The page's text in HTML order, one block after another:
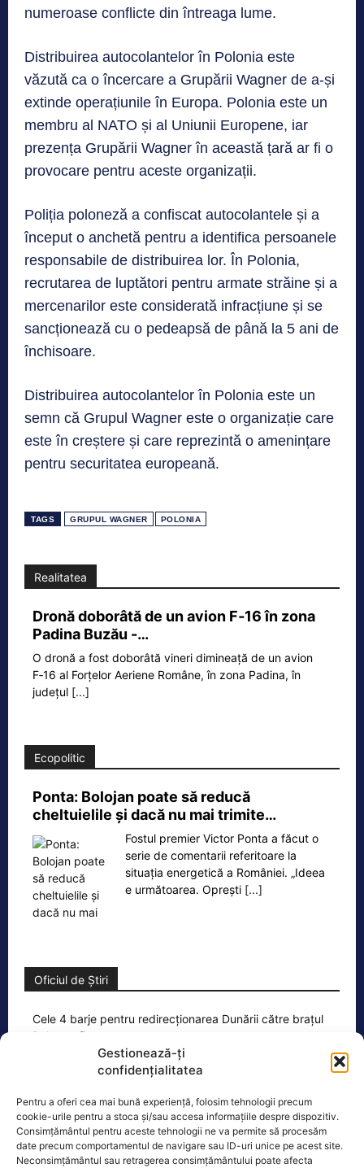
Gestionează-ți
confidențialitatea
Pentru a oferi cea mai bună experiență, folosim tehnologii precum
cookie-urile pentru a stoca și/sau accesa informațiile despre dispozitiv.
Consimțământul pentru aceste tehnologii ne va permite să procesăm
date precum comportamentul de navigare sau ID-uri unice pe acest site.
Neconsimțământul sau retragerea consimțământului poate afecta
numeroase conflicte din întreaga lume.
Distribuirea autocolantelor în Polonia este
văzută ca o încercare a Grupării Wagner de a-și
extinde operațiunile în Europa. Polonia este un
membru al NATO și al Uniunii Europene, iar
prezența Grupării Wagner în această țară ar fi o
provocare pentru aceste organizații.
Poliția poloneză a confiscat autocolantele și a
început o anchetă pentru a identifica persoanele
responsabile de distribuirea lor. În Polonia,
recrutarea de luptători pentru armate străine și a
mercenarilor este considerată infracțiune și se
sancționează cu o pedeapsă de până la 5 ani de
închisoare.
Distribuirea autocolantelor în Polonia este un
semn că Grupul Wagner este o organizație care
este în creștere și care reprezintă o amenințare
pentru securitatea europeană.
TAGS GRUPUL WAGNER POLONIA
Realitatea
Dronă doborâtă de un avion F‑16 în zona
Padina Buzău -…
O dronă a fost doborâtă vineri dimineață de un avion
F‑16 al Forțelor Aeriene Române, în zona Padina, în
județul [...]
Ecopolitic
Ponta: Bolojan poate să reducă
cheltuielile şi dacă nu mai trimite…
Fostul premier Victor Ponta a făcut o
serie de comentarii referitoare la
situația energetică a României. „Ideea
e următoarea. Oprești [...]
Oficiul de Știri
Cele 4 barje pentru redirecționarea Dunării către brațul
Bala vor fi…
Cele 4 barje vor fi scufundate vineri, 7
august. Autoritățile au intrat în linie